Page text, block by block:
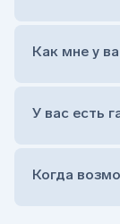
Как мне у
У вас есть
Когда